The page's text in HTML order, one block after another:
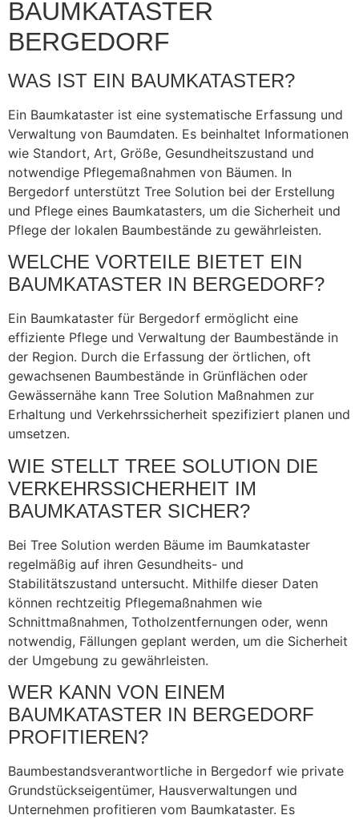
BAUMKATASTER
BERGEDORF
WAS IST EIN BAUMKATASTER?
Ein Baumkataster ist eine systematische Erfassung und
Verwaltung von Baumdaten. Es beinhaltet Informationen
wie Standort, Art, Größe, Gesundheitszustand und
notwendige Pflegemaßnahmen von Bäumen. In
Bergedorf unterstützt Tree Solution bei der Erstellung
und Pflege eines Baumkatasters, um die Sicherheit und
Pflege der lokalen Baumbestände zu gewährleisten.
WELCHE VORTEILE BIETET EIN
BAUMKATASTER IN BERGEDORF?
Ein Baumkataster für Bergedorf ermöglicht eine
effiziente Pflege und Verwaltung der Baumbestände in
der Region. Durch die Erfassung der örtlichen, oft
gewachsenen Baumbestände in Grünflächen oder
Gewässernähe kann Tree Solution Maßnahmen zur
Erhaltung und Verkehrssicherheit spezifiziert planen und
umsetzen.
WIE STELLT TREE SOLUTION DIE
VERKEHRSSICHERHEIT IM
BAUMKATASTER SICHER?
Bei Tree Solution werden Bäume im Baumkataster
regelmäßig auf ihren Gesundheits- und
Stabilitätszustand untersucht. Mithilfe dieser Daten
können rechtzeitig Pflegemaßnahmen wie
Schnittmaßnahmen, Totholzentfernungen oder, wenn
notwendig, Fällungen geplant werden, um die Sicherheit
der Umgebung zu gewährleisten.
WER KANN VON EINEM
BAUMKATASTER IN BERGEDORF
PROFITIEREN?
Baumbestandsverantwortliche in Bergedorf wie private
Grundstückseigentümer, Hausverwaltungen und
Unternehmen profitieren vom Baumkataster. Es